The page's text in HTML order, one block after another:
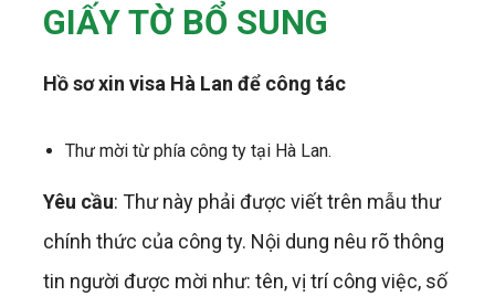
GIẤY TỜ BỔ SUNG
Hồ sơ xin visa Hà Lan để công tác
Thư mời từ phía công ty tại Hà Lan.
Yêu cầu: Thư này phải được viết trên mẫu thư
chính thức của công ty. Nội dung nêu rõ thông
tin người được mời như: tên, vị trí công việc, số